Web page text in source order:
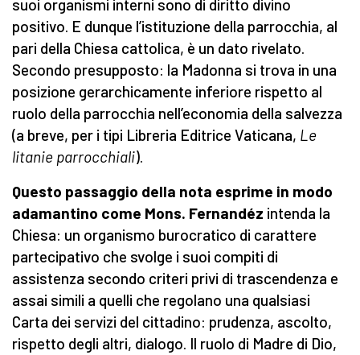
suoi organismi interni sono di diritto divino
positivo. E dunque l’istituzione della parrocchia, al
pari della Chiesa cattolica, è un dato rivelato.
Secondo presupposto: la Madonna si trova in una
posizione gerarchicamente inferiore rispetto al
ruolo della parrocchia nell’economia della salvezza
(a breve, per i tipi Libreria Editrice Vaticana, Le
litanie parrocchiali).
Questo passaggio della nota esprime in modo
adamantino come Mons. Fernandéz intenda la
Chiesa: un organismo burocratico di carattere
partecipativo che svolge i suoi compiti di
assistenza secondo criteri privi di trascendenza e
assai simili a quelli che regolano una qualsiasi
Carta dei servizi del cittadino: prudenza, ascolto,
rispetto degli altri, dialogo. Il ruolo di Madre di Dio,